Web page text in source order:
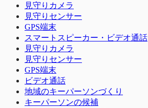
見守りカメラ
見守りセンサー
GPS端末
スマートスピーカー・ビデオ通話
見守りカメラ
見守りセンサー
GPS端末
ビデオ通話
地域のキーパーソンづくり
キーパーソンの候補